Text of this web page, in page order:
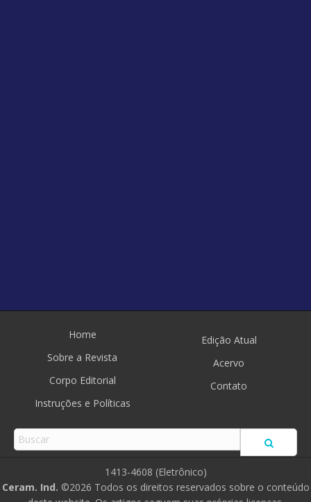
Home
Sobre a Revista
Corpo Editorial
Instruções e Políticas
Edição Atual
Acervo
Contato
1413-4608 (Eletrônico)
Ceram. Ind. ©2026 Todos os direitos reservados sobre o conteúdo